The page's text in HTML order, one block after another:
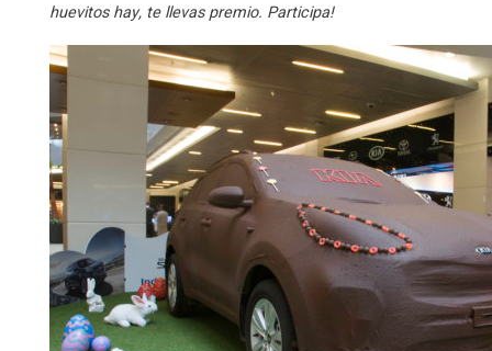
huevitos hay, te llevas premio. Participa!